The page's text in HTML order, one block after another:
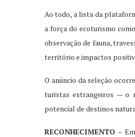
Ao todo, a lista da
a força do ecoturismo
observação de fauna,
território e impactos
O anúncio da seleção
turistas estrangeiros — o
potencial de destinos
RECONHECIMENTO –